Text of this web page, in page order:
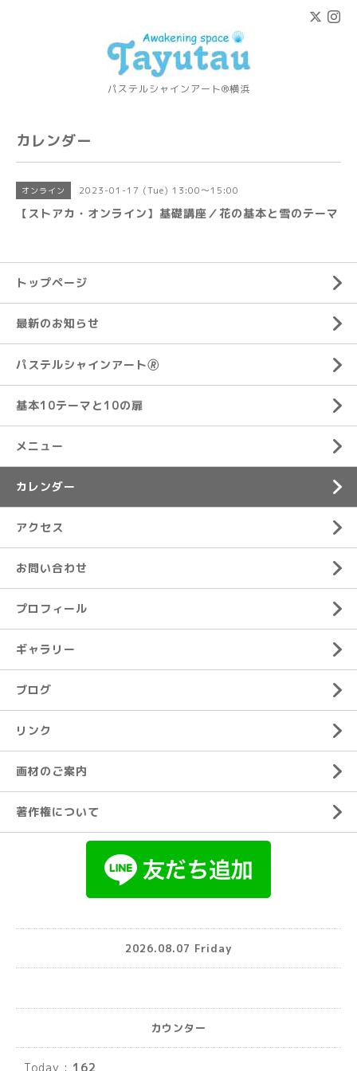
パステルシャインアート®横浜
カレンダー
オンライン 2023-01-17 (Tue) 13:00～15:00
【ストアカ・オンライン】基礎講座／花の基本と雪のテーマ
トップページ
最新のお知らせ
パステルシャインアート🄬
基本10テーマと10の扉
メニュー
カレンダー
アクセス
お問い合わせ
プロフィール
ギャラリー
ブログ
リンク
画材のご案内
著作権について
2026.08.07 Friday
カウンター
Today : 162